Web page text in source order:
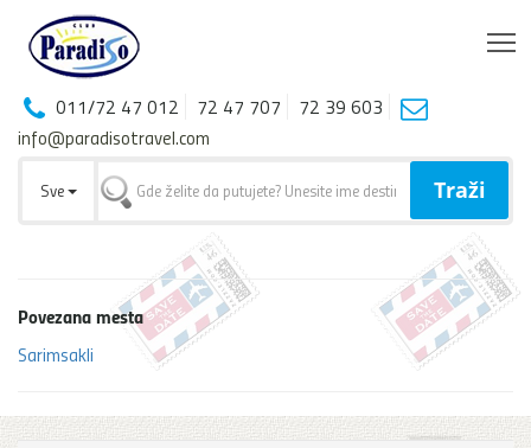
011/72 47 012 72 47 707
72 39 603
info@paradisotravel.com
Sve Traži
Povezana mesta
Sarimsakli